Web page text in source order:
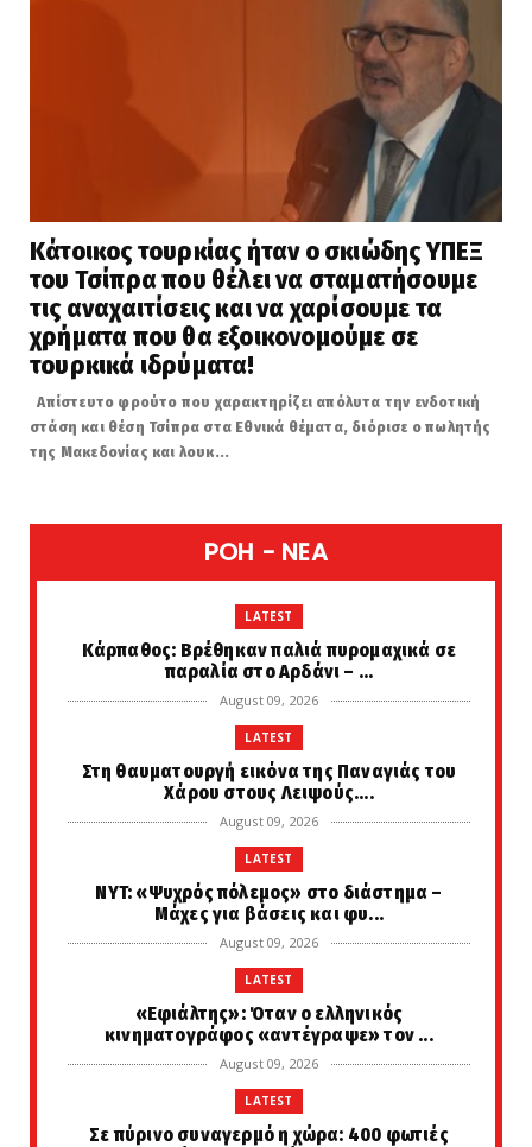
Κάτοικος τουρκίας ήταν ο σκιώδης ΥΠΕΞ
του Τσίπρα που θέλει να σταματήσουμε
τις αναχαιτίσεις και να χαρίσουμε τα
χρήματα που θα εξοικονομούμε σε
τουρκικά ιδρύματα!
Απίστευτο φρούτο που χαρακτηρίζει απόλυτα την ενδοτική
στάση και θέση Τσίπρα στα Εθνικά θέματα, διόρισε ο πωλητής
της Μακεδονίας και λουκ...
POH - NEA
LATEST
Κάρπαθος: Βρέθηκαν παλιά πυρομαχικά σε
παραλία στο Αρδάνι – ...
August 09, 2026
LATEST
Στη θαυματουργή εικόνα της Παναγιάς του
Χάρου στους Λειψούς....
August 09, 2026
LATEST
NYT: «Ψυχρός πόλεμος» στο διάστημα –
Μάχες για βάσεις και φυ...
August 09, 2026
LATEST
«Εφιάλτης»: Όταν ο ελληνικός
κινηματογράφος «αντέγραψε» τον ...
August 09, 2026
LATEST
Σε πύρινο συναγερμό η χώρα: 400 φωτιές